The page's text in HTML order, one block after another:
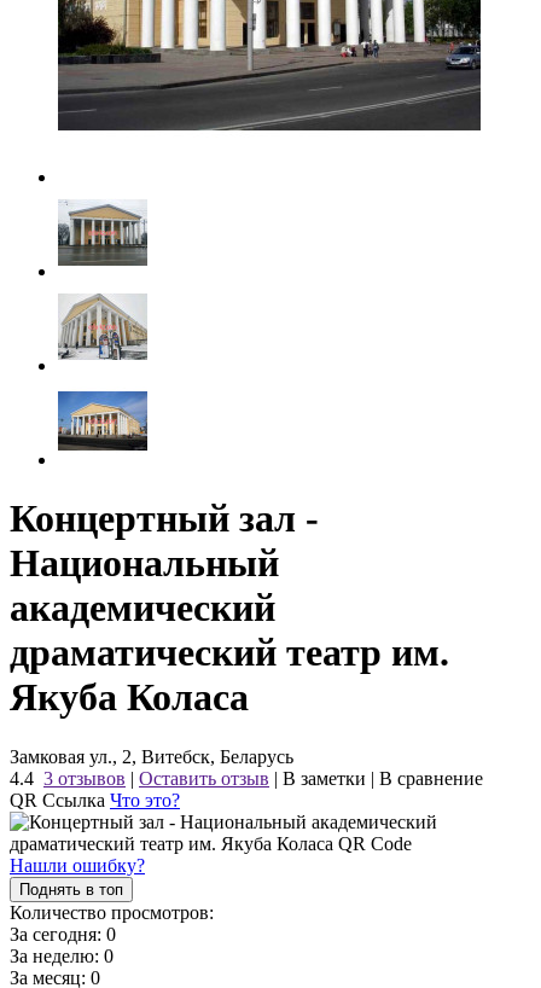
Концертный зал -
Национальный
академический
драматический театр им.
Якуба Коласа
Замковая ул., 2, Витебск, Беларусь
4.4 3 отзывов | Оставить отзыв | В заметки | В сравнение
QR Ссылка Что это?
Нашли ошибку?
Поднять в топ
Количество просмотров:
За сегодня: 0
За неделю: 0
За месяц: 0